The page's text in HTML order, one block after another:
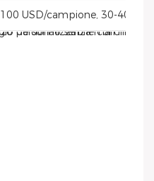
100 USD/campione, 30-40